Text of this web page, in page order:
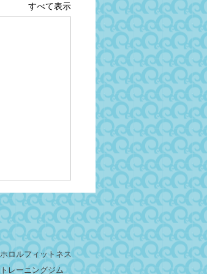
すべて表示
ホロルフィットネス
トレーニングジム